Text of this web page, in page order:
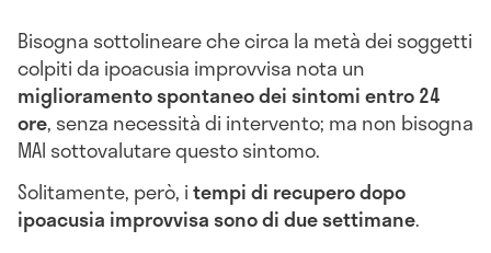
Bisogna sottolineare che circa la metà dei soggetti
colpiti da ipoacusia improvvisa nota un
miglioramento spontaneo dei sintomi entro 24
ore, senza necessità di intervento; ma non bisogna
MAI sottovalutare questo sintomo.
Solitamente, però, itempi di recupero dopo
ipoacusia improvvisa sono di due settimane.